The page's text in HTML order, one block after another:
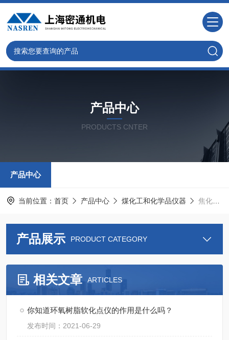
产品中心
PRODUCTS CNTER
产品中心
当前位置： 首页 产品中心 煤化工和化学品仪器 焦化苯结晶点试验
产品展示 PRODUCT CATEGORY
相关文章 ARTICLES
你知道环氧树脂软化点仪的作用是什么吗？
发布时间：2021-06-29